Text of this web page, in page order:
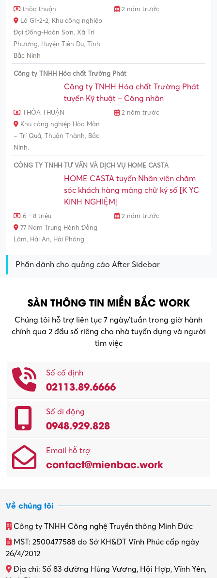
thỏa thuận
2 năm trước
Lô G1-2-2, Khu công nghiệp
Đại Đồng-Hoàn Sơn, Xã Tri
Phương, Huyện Tiên Du, Tỉnh
Bắc Ninh
Công ty TNHH Hóa chất Trường Phát
Công ty TNHH Hóa chất Trường Phát
tuyển Kỹ thuật – Công nhân
THỎA THUẬN
2 năm trước
Khu công nghiệp Hòa Mãn
– Trí Quả, Thuận Thành, Bắc
Ninh.
CÔNG TY TNHH TƯ VẤN VÀ DỊCH VỤ HOME CASTA
HOME CASTA tuyển Nhân viên chăm
sóc khách hàng mảng chữ ký số [K YC
KINH NGHIỆM]
6 - 8 triệu
2 năm trước
77 Nam Trung Hành Đằng
Lâm, Hải An, Hải Phòng
Phần dành cho quảng cáo After Sidebar
SÀN THÔNG TIN MIỀN BẮC WORK
Chúng tôi hỗ trợ liên tục 7 ngày/tuần trong giờ hành
chính qua 2 đầu số riêng cho nhà tuyển dụng và người
tìm việc
Số cố định
02113.89.6666
Số di động
0948.929.828
Email hỗ trợ
contact@mienbac.work
Về chúng tôi
Công ty TNHH Công nghệ Truyền thông Minh Đức
MST: 2500477588 do Sở KH&ĐT Vĩnh Phúc cấp ngày
26/4/2012
Địa chỉ: Số 83 đường Hùng Vương, Hội Hợp, Vĩnh Yên,